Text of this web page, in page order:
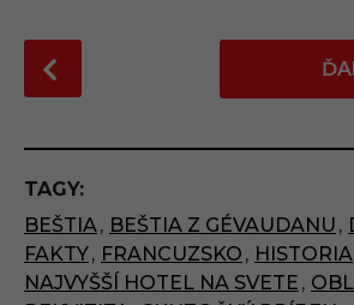
o
t
P
a
g
i
TAGY:
BEŠTIA, BEŠTIA Z GÉVAUDANU ,
FAKTY, FRANCUZSKO , HISTORIA
NAJVYŠŠÍ HOTEL NA SVETE ,